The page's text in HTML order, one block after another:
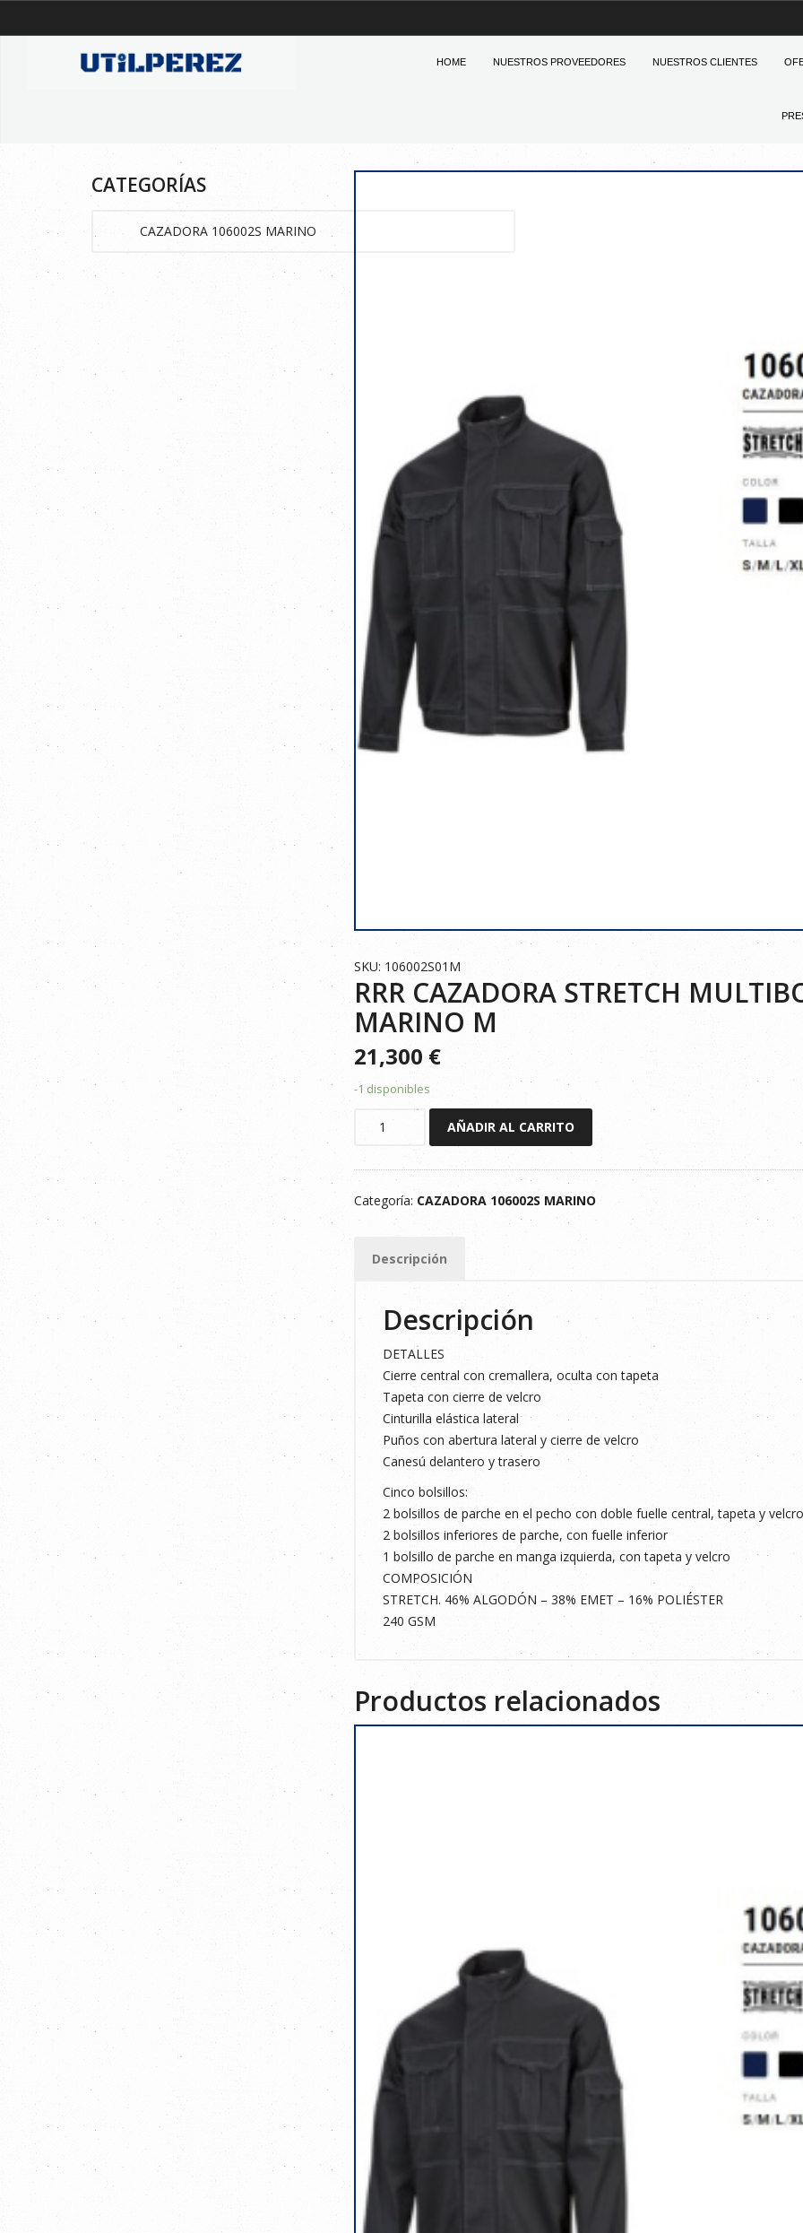
HOME NUESTROS PROVEEDORES NUESTROS CLIENTES
SKU: 106002S01M
RRR CAZADORA STRETCH
MARINO M
21,300 €
-1 disponibles
STRETCH
MULTIBOLSILLOS
106002S
AÑADIR AL CARRITO
Categoría: CAZADORA 106002S MARINO
Descripción
Descripción
DETALLES
Cierre central con cremallera, oculta con tapeta
Tapeta con cierre de velcro
Cinturilla elástica lateral
Puños con abertura lateral y cierre de velcro
Canesú delantero y trasero
Cinco bolsillos:
2 bolsillos de parche en el pecho con doble fuelle central, tapeta y velcro
2 bolsillos inferiores de parche, con fuelle inferior
1 bolsillo de parche en manga izquierda, con tapeta y velcro
COMPOSICIÓN
STRETCH. 46% ALGODÓN – 38% EMET – 16% POLIÉSTER
240 GSM
Productos relacionados
CATEGORÍAS